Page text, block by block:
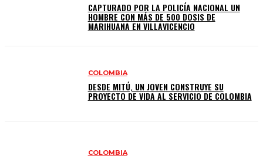
CAPTURADO POR LA POLICÍA NACIONAL UN
HOMBRE CON MÁS DE 500 DOSIS DE
MARIHUANA EN VILLAVICENCIO
COLOMBIA
DESDE MITÚ, UN JOVEN CONSTRUYE SU
PROYECTO DE VIDA AL SERVICIO DE COLOMBIA
COLOMBIA